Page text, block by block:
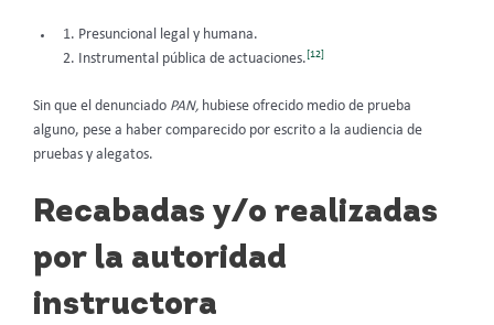
Presuncional legal y humana.
Instrumental pública de actuaciones.[12]
Sin que el denunciado PAN, hubiese ofrecido medio de prueba
alguno, pese a haber comparecido por escrito a la audiencia de
pruebas y alegatos.
Recabadas y/o realizadas
por la autoridad
instructora